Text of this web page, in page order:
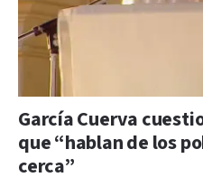
García Cuerva
que “hablan de los
cerca”